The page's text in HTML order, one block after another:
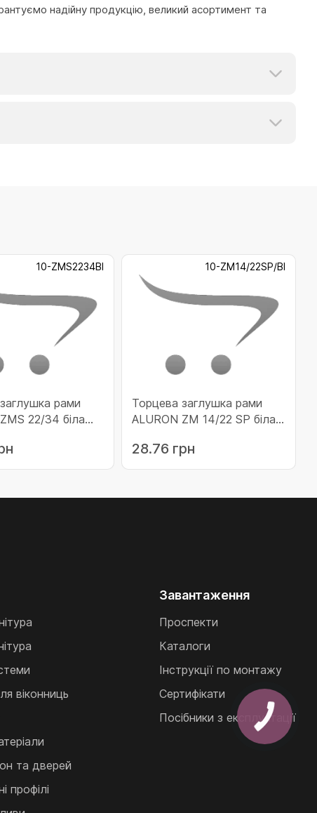
надійну продукцію, великий асортимент та
10-ZMS2234BI
рами
22/34 біла
10-ZM14/22SP/BI
Торцева заглушка рами
ALURON ZM 14/22 SP біла
28.76 грн
віконниць
та дверей
профілі
Завантаження
Проспекти
Каталоги
Інструкції по монтажу
Сертифікати
Посібники з експлуатації